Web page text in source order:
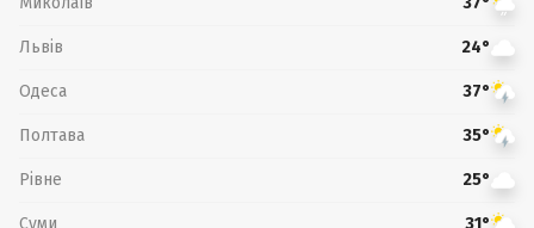
Львів 24°
Одеса 37°
Полтава 35°
Рівне 25°
Суми 31°